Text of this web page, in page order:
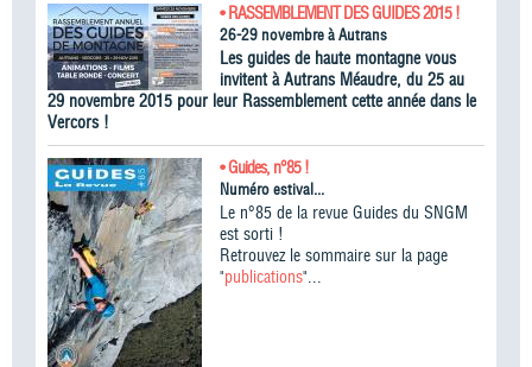
• RASSEMBLEMENT DES GUIDES 2015 !
26-29 novembre à Autrans
Les guides de haute montagne vous
invitent à Autrans Méaudre, du 25 au
29 novembre 2015 pour leur Rassemblement cette année dans le
Vercors !
• Guides, n°85 !
Numéro estival...
Le n°85 de la revue Guides du SNGM
est sorti !
Retrouvez le sommaire sur la page
"publications"...